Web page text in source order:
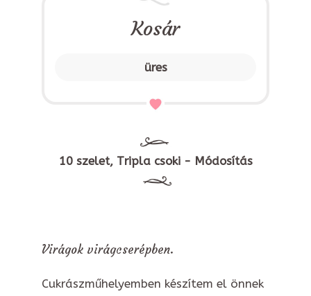
Kosár
üres
10 szelet, Tripla csoki - Módosítás
Virágok virágcserépben.
Cukrászműhelyemben készítem el önnek